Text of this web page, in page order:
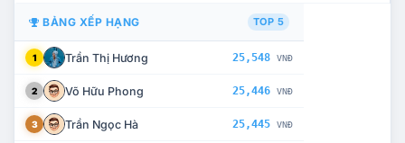
BẢNG XẾP HẠNG TOP 5
1 Trần Thị Hương 25,548 VNĐ
2 Võ Hữu Phong 25,446 VNĐ
3 Trần Ngọc Hà 25,445 VNĐ